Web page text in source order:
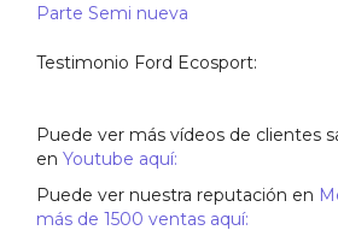
Parte Semi nueva
Testimonio Ford Ecosport:
Puede ver más vídeos de clientes
en Youtube aquí:
Puede ver nuestra reputación en
más de 1500 ventas aquí: